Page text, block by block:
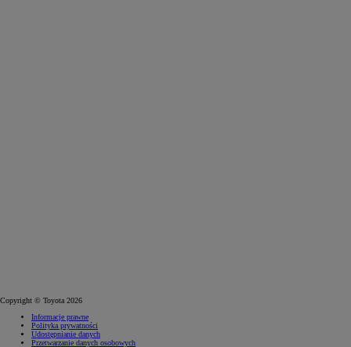
Copyright © Toyota 2026
Informacje prawne
Polityka prywatności
Udostępnianie danych
Przetwarzanie danych osobowych